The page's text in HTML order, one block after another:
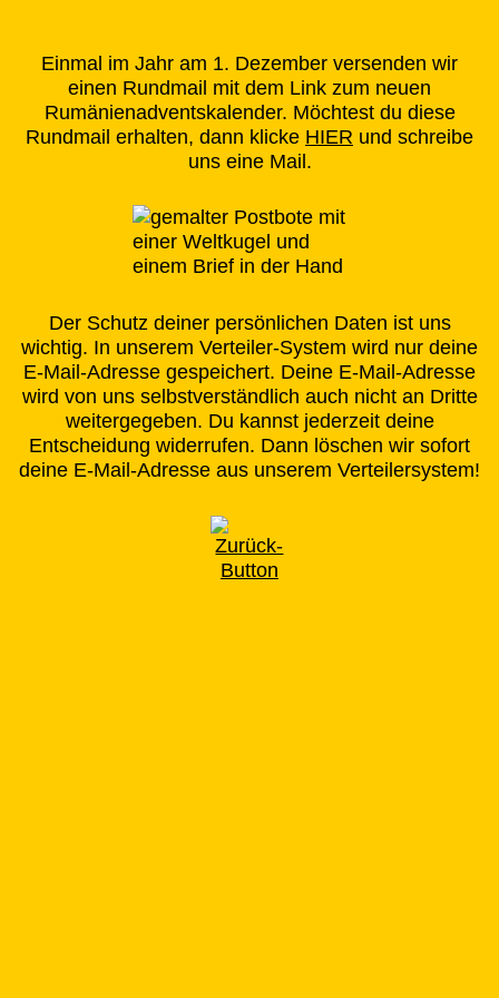
Einmal im Jahr am 1. Dezember versenden wir
einen Rundmail mit dem Link zum neuen
Rumänienadventskalender. Möchtest du diese
Rundmail erhalten, dann klicke HIER und schreibe
uns eine Mail.
Der Schutz deiner persönlichen Daten ist uns
wichtig. In unserem Verteiler-System wird nur deine
E-Mail-Adresse gespeichert. Deine E-Mail-Adresse
wird von uns selbstverständlich auch nicht an Dritte
weitergegeben. Du kannst jederzeit deine
Entscheidung widerrufen. Dann löschen wir sofort
deine E-Mail-Adresse aus unserem Verteilersystem!